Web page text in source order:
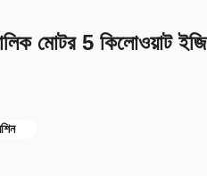
মোটর 5 কিলোওয়াট ইজি